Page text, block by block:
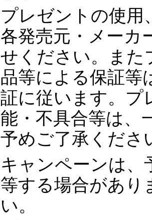
プレゼントの使用
各発売元・メーカ
せください。また
品等による保証等
証に従います。プ
能・不具合等は、
予めご了承くださ
キャンペーンは、
等する場合があり
い。